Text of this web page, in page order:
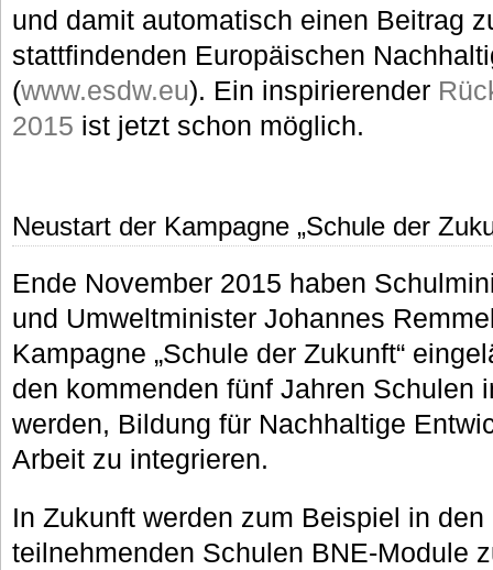
und damit automatisch einen Beitrag
stattfindenden Europäischen
(www.esdw.eu). Ein inspirierender
2015 ist jetzt schon möglich.
Neustart der Kampagne „Schule der
Ende November 2015 haben
und Umweltminister Johannes
Kampagne „Schule der Zukunft“
den kommenden fünf Jahren Schulen
werden, Bildung für Nachhaltige
Arbeit zu integrieren.
In Zukunft werden zum Beispiel in
teilnehmenden Schulen BNE-Module